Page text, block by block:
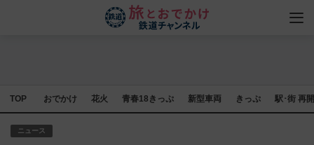
TOP おでかけ 花火 青春18きっぷ 新型車両 きっぷ 駅･街 再
ニュース